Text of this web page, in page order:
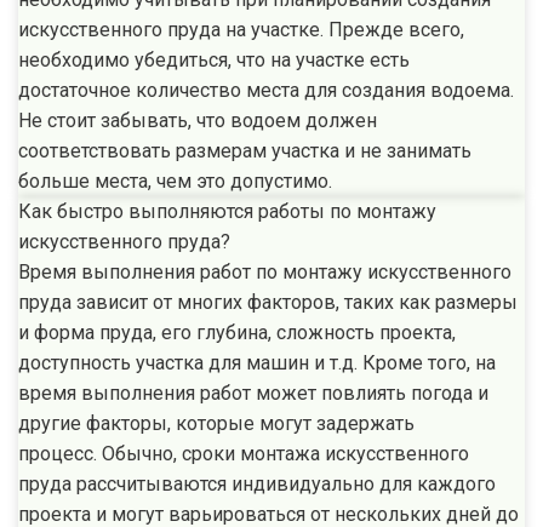
искусственного пруда на участке. Прежде всего,
необходимо убедиться, что на участке есть
достаточное количество места для создания водоема.
Не стоит забывать, что водоем должен
соответствовать размерам участка и не занимать
больше места, чем это допустимо.
Как быстро выполняются работы по монтажу
искусственного пруда?
Время выполнения работ по монтажу искусственного
пруда зависит от многих факторов, таких как размеры
и форма пруда, его глубина, сложность проекта,
доступность участка для машин и т.д. Кроме того, на
время выполнения работ может повлиять погода и
другие факторы, которые могут задержать
процесс. Обычно, сроки монтажа искусственного
пруда рассчитываются индивидуально для каждого
проекта и могут варьироваться от нескольких дней до